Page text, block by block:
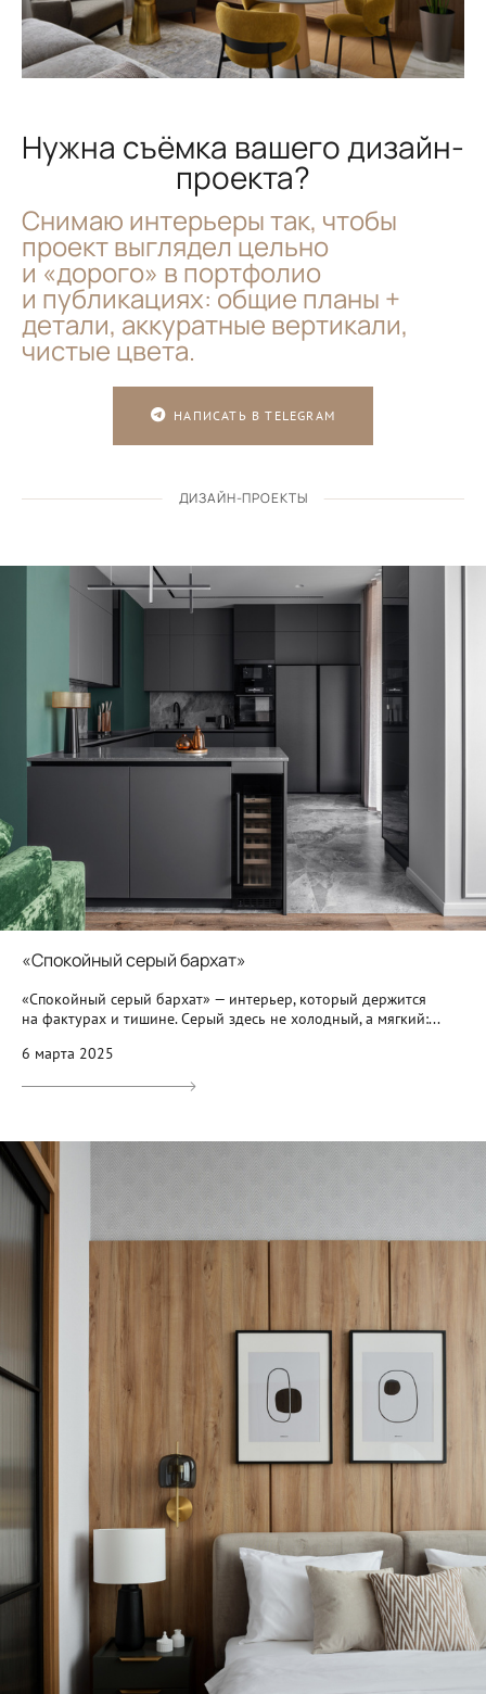
Нужна съёмка вашего дизайн-
проекта?
Снимаю интерьеры так, чтобы
проект выглядел цельно
и «дорого» в портфолио
и публикациях: общие планы +
детали, аккуратные вертикали,
чистые цвета.
НАПИСАТЬ В TELEGRAM
ДИЗАЙН-ПРОЕКТЫ
«Спокойный серый бархат»
«Спокойный серый бархат» — интерьер, который держится
на фактурах и тишине. Серый здесь не холодный, а мягкий:...
6 марта 2025